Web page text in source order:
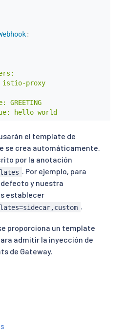
:
istio-proxy
GREETING
hello-world
el template de
se crea automáticamente.
por la anotación
. Por ejemplo, para
y nuestra
establecer
.
proporciona un template
admitir la inyección de
de Gateway.